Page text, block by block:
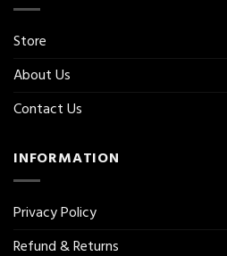
Store
About Us
Contact Us
INFORMATION
Privacy Policy
Refund & Returns